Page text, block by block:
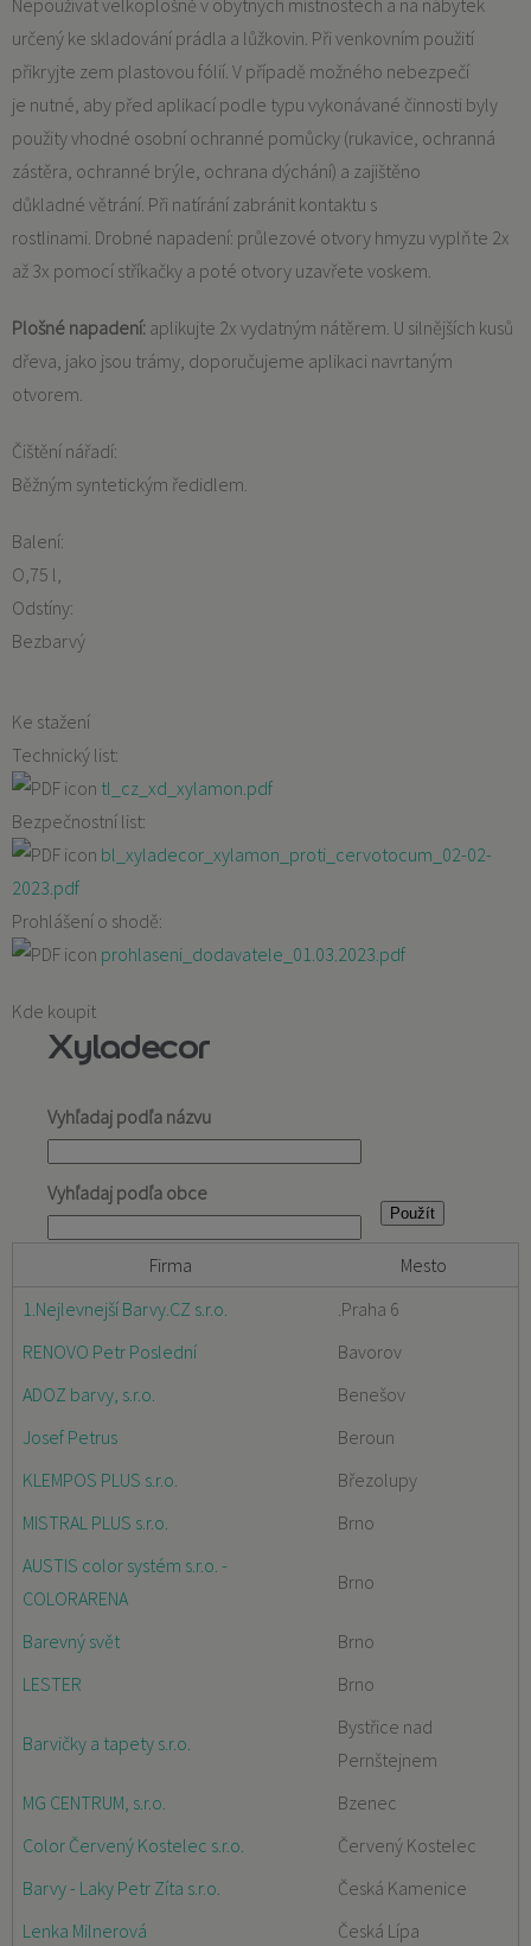
Nepoužívat velkoplošně v obytných místnostech a na nábytek
určený ke skladování prádla a lůžkovin. Při venkovním použití
přikryjte zem plastovou fólií. V případě možného nebezpečí
je nutné, aby před aplikací podle typu vykonávané činnosti byly
použity vhodné osobní ochranné pomůcky (rukavice, ochranná
zástěra, ochranné brýle, ochrana dýchání) a zajištěno
důkladné větrání. Při natírání zabránit kontaktu s
rostlinami. Drobné napadení: průlezové otvory hmyzu vyplňte 2x
až 3x pomocí stříkačky a poté otvory uzavřete voskem.
Plošné napadení: aplikujte 2x vydatným nátěrem. U silnějších kusů
dřeva, jako jsou trámy, doporučujeme aplikaci navrtaným
otvorem.
Čištění nářadí:
Běžným syntetickým ředidlem.
Balení:
O,75 l
Odstíny:
Bezbarvý
Ke stažení
Technický list:
tl_cz_xd_xylamon.pdf
Bezpečnostní list:
bl_xyladecor_xylamon_proti_cervotocum_02-02-
2023.pdf
Prohlášení o shodě:
prohlaseni_dodavatele_01.03.2023.pdf
Kde koupit
Xyladecor
Vyhľadaj podľa názvu
Vyhľadaj podľa obce
Firma
Mesto
1.Nejlevnejší Barvy.CZ s.r.o.
.Praha 6
RENOVO Petr Poslední
Bavorov
ADOZ barvy, s.r.o.
Benešov
Josef Petrus
Beroun
KLEMPOS PLUS s.r.o.
Březolupy
MISTRAL PLUS s.r.o.
Brno
AUSTIS color systém s.r.o. -
COLORARENA
Brno
Barevný svět
Brno
LESTER
Brno
Barvičky a tapety s.r.o.
Bystřice nad
Pernštejnem
MG CENTRUM, s.r.o.
Bzenec
Color Červený Kostelec s.r.o.
Červený Kostelec
Barvy - Laky Petr Zíta s.r.o.
Česká Kamenice
Lenka Milnerová
Česká Lípa